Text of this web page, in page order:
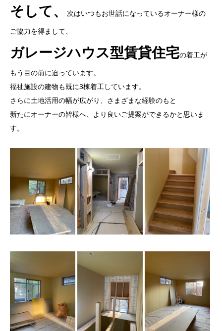
そして、
次はいつもお世話になっているオーナー様の
ご協力を得まして、
ガレージハウス型賃貸住宅の着工が
もう目の前に迫っています。
福祉施設の建物も既に3棟着工しています。
さらに土地活用の幅が広がり、さまざまな経験のもと
新たにオーナーの皆様へ、より良いご提案ができるかと思いま
す。